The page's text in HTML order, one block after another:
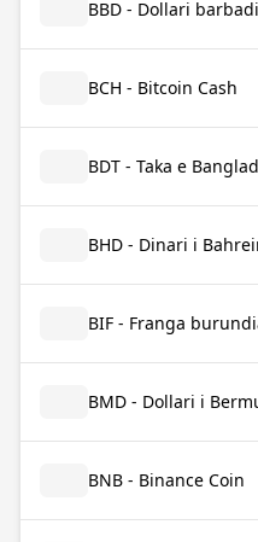
BBD - Dollari
BCH - Bitcoin Cash
BDT - Taka e
BHD - Dinari i
BIF - Franga
BMD - Dollari i
BNB - Binance Coin